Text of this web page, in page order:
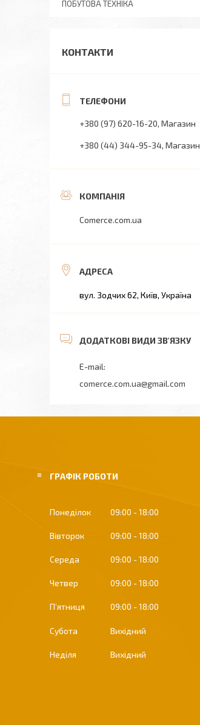
ПОБУТОВА ТЕХНІКА
КОНТАКТИ
+380 (97) 620-16-20 Магазин
+380 (44) 344-95-34 Магазин
Comerce.com.ua
вул. Зодчих 62, Київ, Україна
comerce.com.ua@gmail.com
ГРАФІК РОБОТИ
Понеділок 09:00 18:00
Вівторок 09:00 18:00
Середа 09:00 18:00
Четвер 09:00 18:00
Пʼятниця 09:00 18:00
Субота Вихідний
Неділя Вихідний